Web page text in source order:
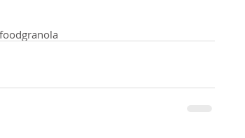
granola